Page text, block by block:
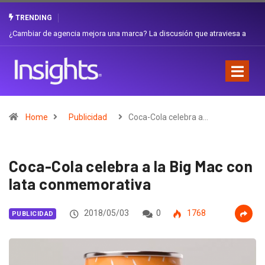
TRENDING
Gabriela Herrera y el arte de cambiarse el sombrero en Corporación
Home Publicidad Coca-Cola celebra a…
Coca-Cola celebra a la Big Mac con
lata conmemorativa
PUBLICIDAD 2018/05/03 0 1768